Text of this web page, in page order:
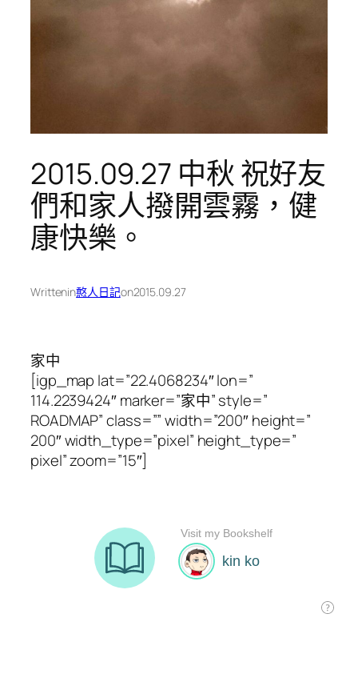
2015.09.27 中秋 祝好友
們和家人撥開雲霧，健
康快樂。
Writtenin憨人日記on2015.09.27
家中
[igp_map lat=”22.4068234″ lon=”
114.2239424″ marker=”家中” style=”
ROADMAP” class=”” width=”200″ height=”
200″ width_type=”pixel” height_type=”
pixel” zoom=”15″]